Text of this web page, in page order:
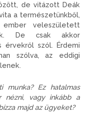
de vitázott Deák
a természetünkből,
veleszületett
De csak akkor
szól. Érdemi
szólva, az eddigi
munka? Ez hatalmas
nézni, vagy inkább a
majd az ügyeket?